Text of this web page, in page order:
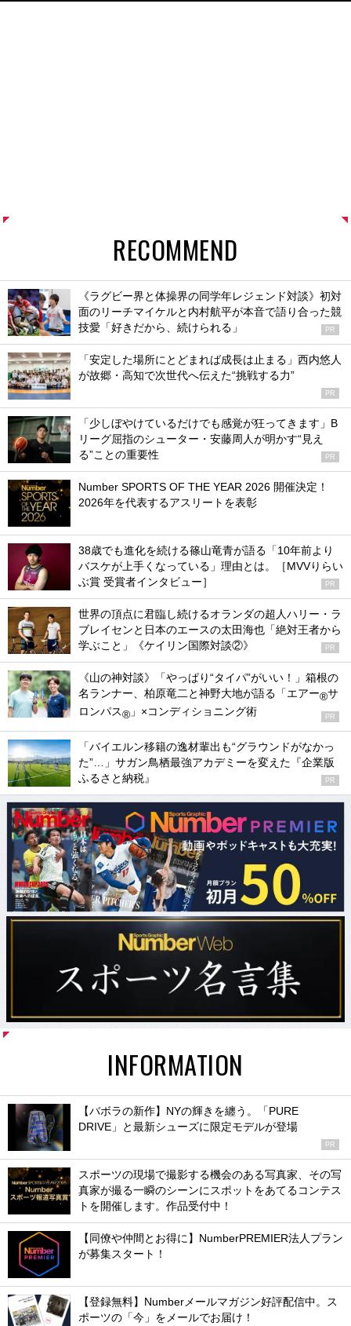
RECOMMEND
《ラグビー界と体操界の同学年レジェンド対談》初対
面のリーチマイケルと内村航平が本音で語り合った競
技愛「好きだから、続けられる」
PR
「安定した場所にとどまれば成長は止まる」西内悠人
が故郷・高知で次世代へ伝えた“挑戦する力”
PR
「少しぼやけているだけでも感覚が狂ってきます」B
リーグ屈指のシューター・安藤周人が明かす“見え
る”ことの重要性
PR
Number SPORTS OF THE YEAR 2026 開催決定！
2026年を代表するアスリートを表彰
38歳でも進化を続ける篠山竜青が語る「10年前より
バスケが上手くなっている」理由とは。［MVVりらい
ぶ賞 受賞者インタビュー］
PR
世界の頂点に君臨し続けるオランダの超人ハリー・ラ
ブレイセンと日本のエースの太田海也「絶対王者から
学ぶこと」《ケイリン国際対談②》
PR
《山の神対談》「やっぱり“タイパ”がいい！」箱根の
名ランナー、柏原竜二と神野大地が語る「エアー®サ
ロンパス® 」×コンディショニング術 PR
「バイエルン移籍の逸材輩出も“グラウンドがなかっ
た”…」サガン鳥栖最強アカデミーを変えた『企業版
ふるさと納税』
PR
INFORMATION
【バボラの新作】NYの輝きを纏う。「PURE
DRIVE」と最新シューズに限定モデルが登場
PR
スポーツの現場で撮影する機会のある写真家、その写
真家が撮る一瞬のシーンにスポットをあてるコンテス
トを開催します。作品受付中！
【同僚や仲間とお得に】NumberPREMIER法人プラン
が募集スタート！
【登録無料】Numberメールマガジン好評配信中。ス
ポーツの「今」をメールでお届け！